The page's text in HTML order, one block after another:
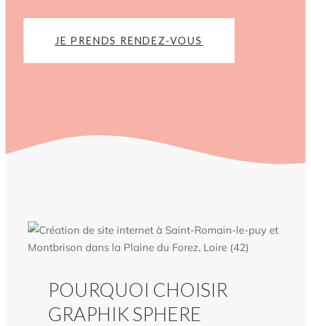
JE PRENDS RENDEZ-VOUS
POURQUOI CHOISIR
GRAPHIK SPHERE